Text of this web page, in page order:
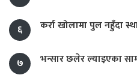
६ कर्रा खोलामा पुल नहुँदा
७ भन्सार छलेर ल्याइएका